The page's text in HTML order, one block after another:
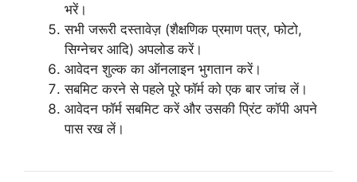
भरें।
सभी जरूरी दस्तावेज़ (शैक्षणिक प्रमाण पत्र, फोटो,
सिग्नेचर आदि) अपलोड करें।
आवेदन शुल्क का ऑनलाइन भुगतान करें।
सबमिट करने से पहले पूरे फॉर्म को एक बार जांच लें।
आवेदन फॉर्म सबमिट करें और उसकी प्रिंट कॉपी अपने
पास रख लें।